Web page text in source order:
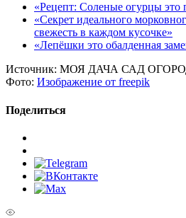
«Рецепт: Соленые огурцы это
«Секрет идеального
свежесть в каждом кусочке»
«Лепёшки это обалденная
Источник: МОЯ ДАЧА САД
Фото: Изображение от freepik
Поделиться